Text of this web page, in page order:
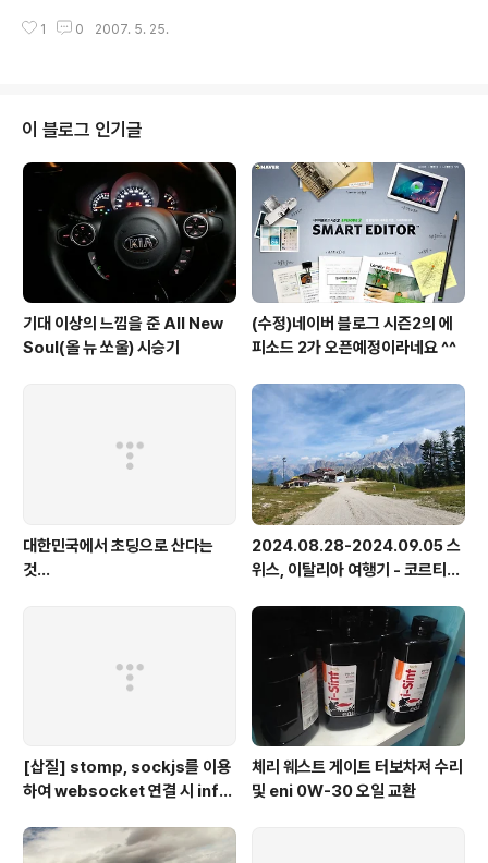
그러한 소신을 가지게 되는 배경에는 나름대로의 이유들이 있을 것이다. 만일
경우 그 배경이 내 자신의 견해와 상이한 경우라 할지라도, 그에 대해 동의는 못
할 지언정 이해는 가능할 수 있을 것이다. 아니 이해는 하지 않더라도 그 사람이
그러한..
1 0 2007. 5. 25.
이 블로그 인기글
기대 이상의 느낌을 준 All New
Soul(올 뉴 쏘울) 시승기
(수정)네이버 블로그 시즌2의 에
피소드 2가 오픈예정이라네요 ^^
대한민국에서 초딩으로 산다는
것...
2024.08.28-2024.09.05 스
위스, 이탈리아 여행기 - 코르티나
스
[삽질] stomp, sockjs를 이용
하여 websocket 연결 시 info
체리 웨스트 게이트 터보차져 수리
및 eni 0W-30 오일 교환